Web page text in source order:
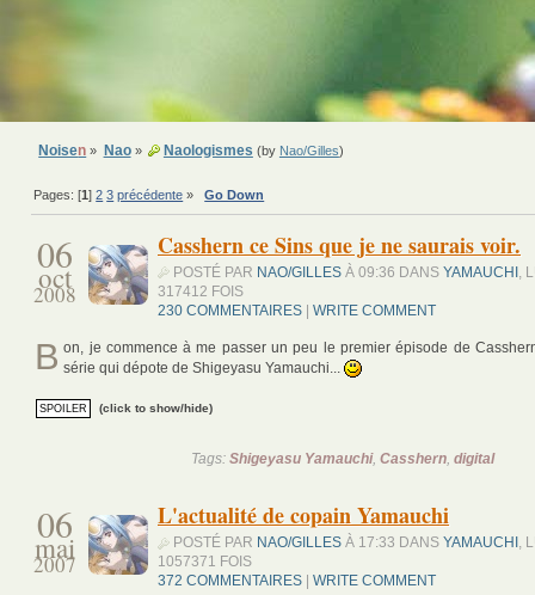
Noisen » Nao» Naologismes (by Nao/Gilles)
Pages: [1]2 3 précédente »Go Down
06
oct
2008
Casshern ce Sins que je ne saurais voir.
POSTÉ PAR NAO/GILLES À 09:36 DANS YAMAUCHI ,
317412 FOIS
230 COMMENTAIRES | WRITE COMMENT
B on, je commence à me passer un peu le premier épisode de
série qui dépote de Shigeyasu Yamauchi...
(click to show/hide)
Tags: Shigeyasu Yamauchi, Casshern, digital
06
mai
2007
L'actualité de copain Yamauchi
POSTÉ PAR NAO/GILLES À 17:33 DANS YAMAUCHI ,
1057371 FOIS
372 COMMENTAIRES
WRITE COMMENT